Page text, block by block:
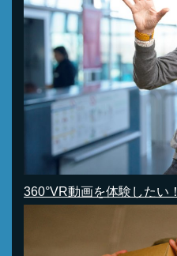
360°VR動画を体験したい！